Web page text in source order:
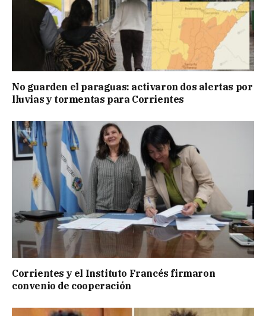
No guarden el paraguas: activaron dos alertas por
lluvias y tormentas para Corrientes
Corrientes y el Instituto Francés firmaron
convenio de cooperación